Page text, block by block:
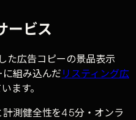
ービス
た広告コピーの景品表示
組み込んだ リスティング広
ます。
測健全性を45分・オンラ